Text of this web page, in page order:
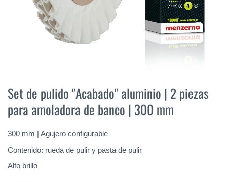
comienzo
de
la
de
imágenes
Set de pulido "Acabado" aluminio | 2 piezas
para amoladora de banco | 300 mm
300 mm | Agujero configurable
Contenido: rueda de pulir y pasta de pulir
Alto brillo